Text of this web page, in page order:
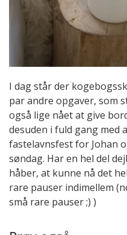
I dag står der
par andre opgaver, som
også lige nået at give
desuden i fuld gang med
fastelavnsfest for Johan
søndag. Har en hel del
håber, at kunne nå det
rare pauser indimellem
små rare pauser ;) )